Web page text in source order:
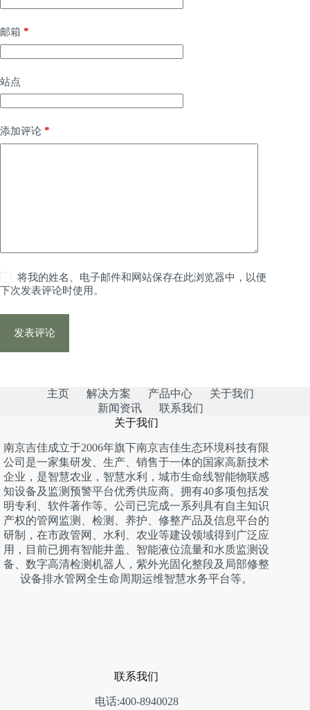
邮箱 *
站点
添加评论 *
将我的姓名、电子邮件和网站保存在此浏览器中，以便
下次发表评论时使用。
发表评论
主页 解决方案 产品中心
关于我们
新闻资讯
联系我们
关于我们
南京吉佳成立于2006年旗下南京吉佳生态环境科技有限
公司是一家集研发、生产、销售于一体的国家高新技术
企业，是智慧农业，智慧水利，城市生命线智能物联感
知设备及监测预警平台优秀供应商。拥有40多项包括发
明专利、软件著作等。公司已完成一系列具有自主知识
产权的管网监测、检测、养护、修整产品及信息平台的
研制，在市政管网、水利、农业等建设领域得到广泛应
用，目前已拥有智能井盖、智能液位流量和水质监测设
备、数字高清检测机器人，紫外光固化整段及局部修整
设备排水管网全生命周期运维智慧水务平台等。
联系我们
电话:400-8940028